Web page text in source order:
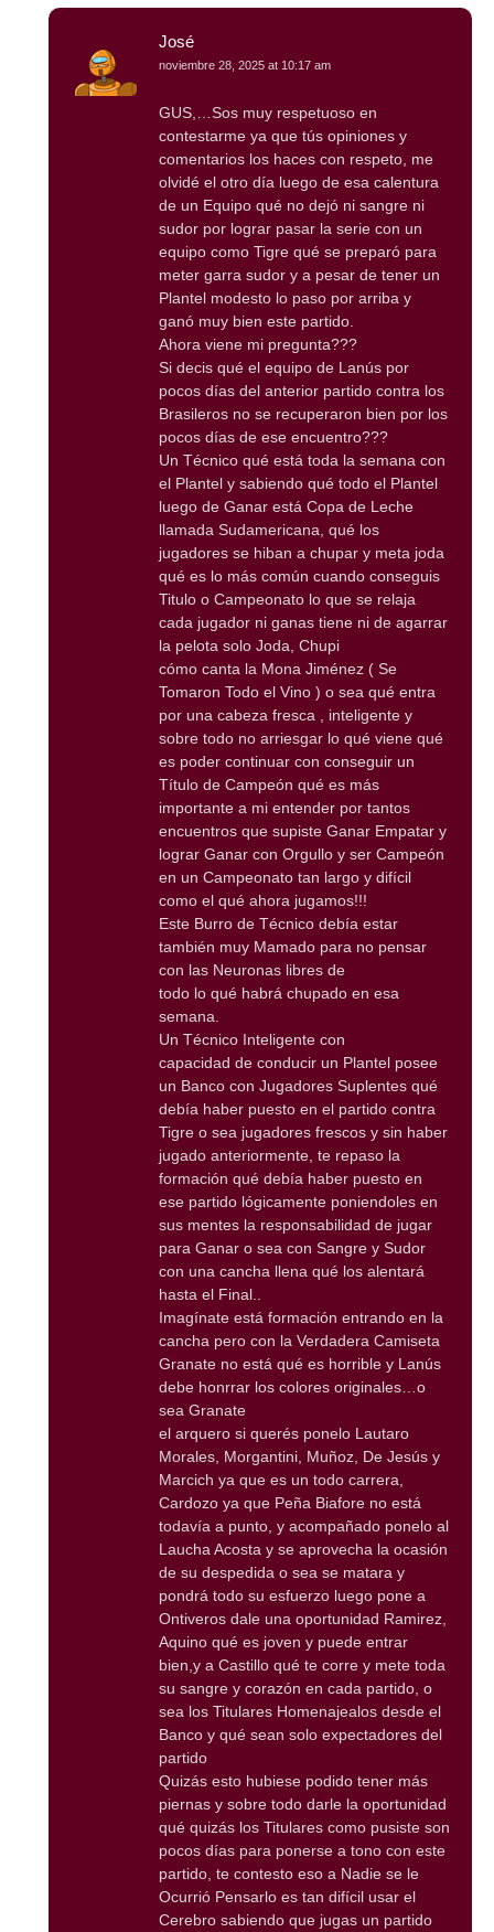
José
noviembre 28, 2025 at 10:17 am
GUS,…Sos muy respetuoso en
contestarme ya que tús opiniones y
comentarios los haces con respeto, me
olvidé el otro día luego de esa calentura
de un Equipo qué no dejó ni sangre ni
sudor por lograr pasar la serie con un
equipo como Tigre qué se preparó para
meter garra sudor y a pesar de tener un
Plantel modesto lo paso por arriba y
ganó muy bien este partido.
Ahora viene mi pregunta???
Si decis qué el equipo de Lanús por
pocos días del anterior partido contra los
Brasileros no se recuperaron bien por los
pocos días de ese encuentro???
Un Técnico qué está toda la semana con
el Plantel y sabiendo qué todo el Plantel
luego de Ganar está Copa de Leche
llamada Sudamericana, qué los
jugadores se hiban a chupar y meta joda
qué es lo más común cuando conseguis
Titulo o Campeonato lo que se relaja
cada jugador ni ganas tiene ni de agarrar
la pelota solo Joda, Chupi
cómo canta la Mona Jiménez ( Se
Tomaron Todo el Vino ) o sea qué entra
por una cabeza fresca , inteligente y
sobre todo no arriesgar lo qué viene qué
es poder continuar con conseguir un
Título de Campeón qué es más
importante a mi entender por tantos
encuentros que supiste Ganar Empatar y
lograr Ganar con Orgullo y ser Campeón
en un Campeonato tan largo y difícil
como el qué ahora jugamos!!!
Este Burro de Técnico debía estar
también muy Mamado para no pensar
con las Neuronas libres de
todo lo qué habrá chupado en esa
semana.
Un Técnico Inteligente con
capacidad de conducir un Plantel posee
un Banco con Jugadores Suplentes qué
debía haber puesto en el partido contra
Tigre o sea jugadores frescos y sin haber
jugado anteriormente, te repaso la
formación qué debía haber puesto en
ese partido lógicamente poniendoles en
sus mentes la responsabilidad de jugar
para Ganar o sea con Sangre y Sudor
con una cancha llena qué los alentará
hasta el Final..
Imagínate está formación entrando en la
cancha pero con la Verdadera Camiseta
Granate no está qué es horrible y Lanús
debe honrrar los colores originales…o
sea Granate
el arquero si querés ponelo Lautaro
Morales, Morgantini, Muñoz, De Jesús y
Marcich ya que es un todo carrera,
Cardozo ya que Peña Biafore no está
todavía a punto, y acompañado ponelo al
Laucha Acosta y se aprovecha la ocasión
de su despedida o sea se matara y
pondrá todo su esfuerzo luego pone a
Ontiveros dale una oportunidad Ramirez,
Aquino qué es joven y puede entrar
bien,y a Castillo qué te corre y mete toda
su sangre y corazón en cada partido, o
sea los Titulares Homenajealos desde el
Banco y qué sean solo expectadores del
partido
Quizás esto hubiese podido tener más
piernas y sobre todo darle la oportunidad
qué quizás los Titulares como pusiste son
pocos días para ponerse a tono con este
partido, te contesto eso a Nadie se le
Ocurrió Pensarlo es tan difícil usar el
Cerebro sabiendo que jugas un partido